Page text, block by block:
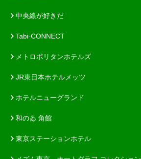
中央線が好きだ
Tabi-CONNECT
メトロポリタンホテルズ
JR東日本ホテルメッツ
ホテルニューグランド
和のゐ 角館
東京ステーションホテル